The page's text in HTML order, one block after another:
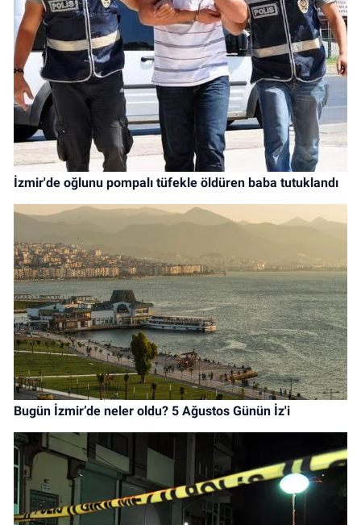
İzmir'de oğlunu pompalı tüfekle öldüren baba tutuklandı
Bugün İzmir’de neler oldu? 5 Ağustos Günün İz'i